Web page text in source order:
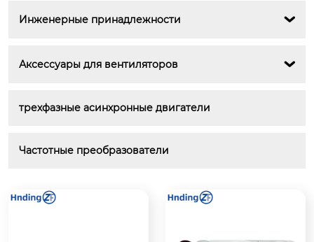
Инженерные принадлежности 
Аксессуары для вентиляторов 
трехфазные асинхронные двигатели
Частотные преобразователи